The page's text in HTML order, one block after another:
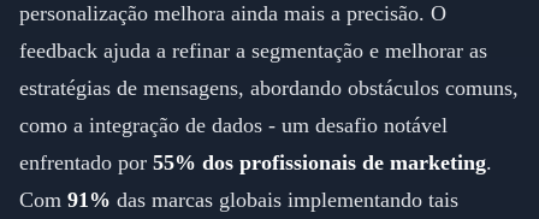
personalização melhora ainda mais a precisão. O
feedback ajuda a refinar a segmentação e melhorar as
estratégias de mensagens, abordando obstáculos comuns,
como a integração de dados - um desafio notável
enfrentado por 55% dos profissionais de marketing.
Com 91% das marcas globais implementando tais